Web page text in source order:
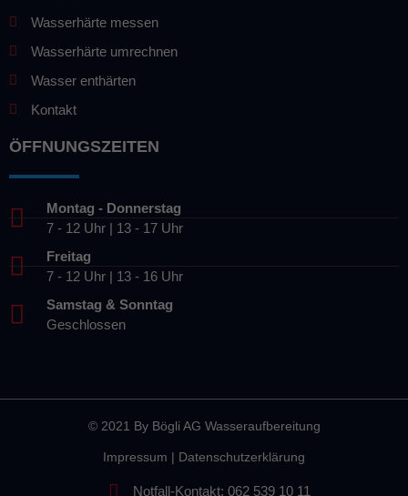
Wasserhärte messen
Wasserhärte umrechnen
Wasser enthärten
Kontakt
ÖFFNUNGSZEITEN
Montag - Donnerstag
7 - 12 Uhr | 13 - 17 Uhr
Freitag
7 - 12 Uhr | 13 - 16 Uhr
Samstag & Sonntag
Geschlossen
© 2021 By Bögli AG Wasseraufbereitung
Impressum | Datenschutzerklärung
Notfall-Kontakt: 062 539 10 11